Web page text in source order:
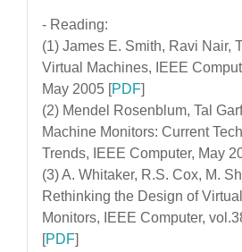
- Reading:
(1) James E. Smith, Ravi Nair,
Virtual Machines, IEEE
May 2005 [PDF]
(2) Mendel Rosenblum, Tal
Machine Monitors: Current
Trends, IEEE Computer, May
(3) A. Whitaker, R.S. Cox, M.
Rethinking the Design of
Monitors, IEEE Computer,
[PDF]